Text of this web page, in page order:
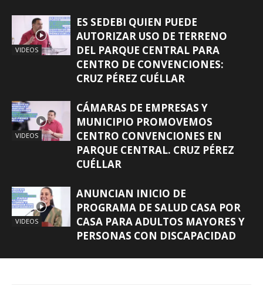
VIDEOS
ES SEDEBI QUIEN PUEDE
AUTORIZAR USO DE TERRENO
DEL PARQUE CENTRAL PARA
CENTRO DE CONVENCIONES:
CRUZ PÉREZ CUÉLLAR
VIDEOS
CÁMARAS DE EMPRESAS Y
MUNICIPIO PROMOVEMOS
CENTRO CONVENCIONES EN
PARQUE CENTRAL. CRUZ PÉREZ
CUÉLLAR
VIDEOS
ANUNCIAN INICIO DE
PROGRAMA DE SALUD CASA POR
CASA PARA ADULTOS MAYORES Y
PERSONAS CON DISCAPACIDAD